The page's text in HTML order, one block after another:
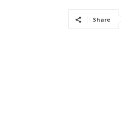
Share